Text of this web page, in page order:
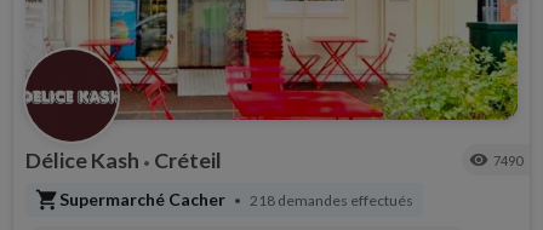
Délice Kash • Créteil visibility 7490
shopping_cartSupermarché Cacher • 218 demandes effectués